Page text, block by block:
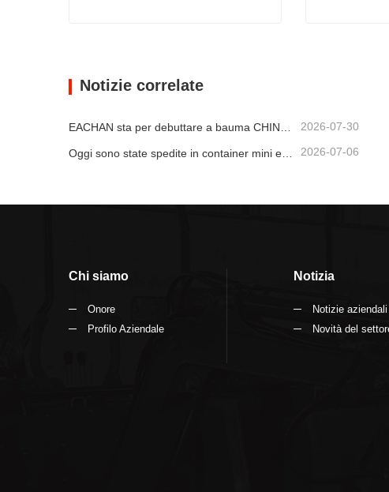
Notizie correlate
EACHAN sta per debuttare a bauma CHINA 2026, portando a Shanghai innovativi risultati nel campo delle macchine edili di piccole dimensioni 2026-07-30
2026-07-06
Chi siamo
Onore
Profilo Aziendale
Notizia
Notizie aziendali
Novità del